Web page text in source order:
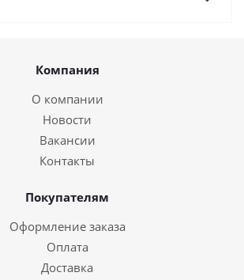
Компания
О компании
Новости
Вакансии
Контакты
Покупателям
Оформление заказа
Оплата
Доставка